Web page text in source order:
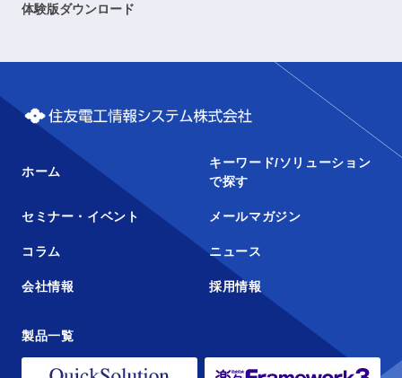
体験版ダウンロード
ホーム
キーワード/ソリューション
で探す
セミナー・イベント メールマガジン
コラム ニュース
会社情報 採用情報
製品一覧